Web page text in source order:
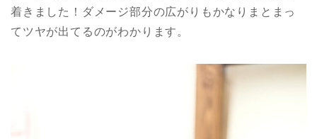
着きました！ダメージ部分の広がりもかなりまとまっ
てツヤが出てるのがわかります。